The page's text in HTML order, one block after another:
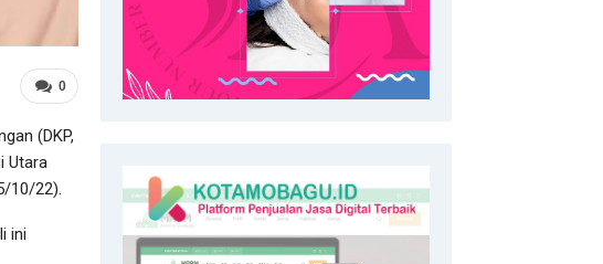
0
(DKP,
Utara
10/22).
ini